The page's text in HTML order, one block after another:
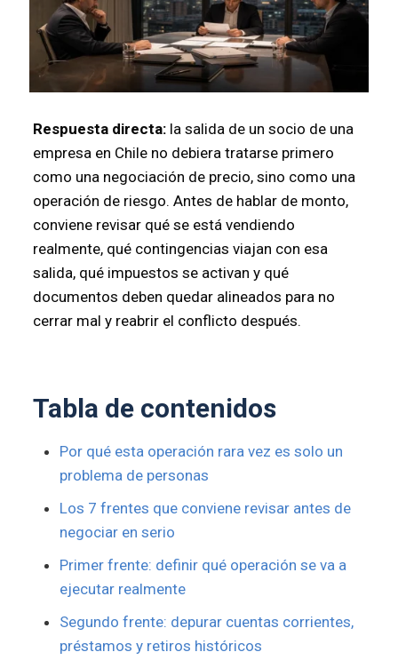
Respuesta directa:la salida de un socio de una
empresa en Chile no debiera tratarse primero
como una negociación de precio, sino como una
operación de riesgo. Antes de hablar de monto,
conviene revisar qué se está vendiendo
realmente, qué contingencias viajan con esa
salida, qué impuestos se activan y qué
documentos deben quedar alineados para no
cerrar mal y reabrir el conflicto después.
Tabla de contenidos
Por qué esta operación rara vez es solo un
problema de personas
Los 7 frentes que conviene revisar antes de
negociar en serio
Primer frente: definir qué operación se va a
ejecutar realmente
Segundo frente: depurar cuentas corrientes,
préstamos y retiros históricos